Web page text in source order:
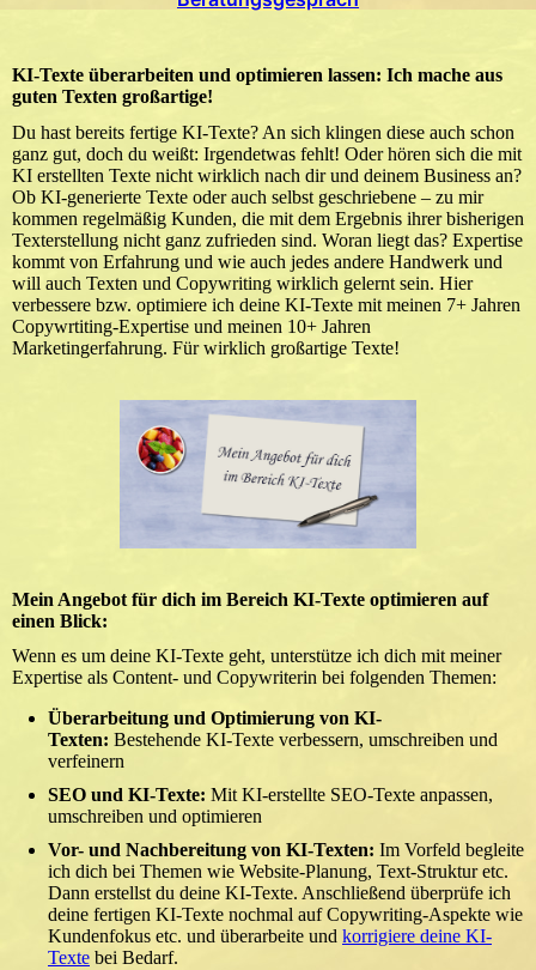
KI-Texte überarbeiten und optimieren lassen: Ich mache aus
guten Texten großartige!
Du hast bereits fertige KI-Texte? An sich klingen diese auch schon
ganz gut, doch du weißt: Irgendetwas fehlt! Oder hören sich die mit
KI erstellten Texte nicht wirklich nach dir und deinem Business an?
Ob KI-generierte Texte oder auch selbst geschriebene – zu mir
kommen regelmäßig Kunden, die mit dem Ergebnis ihrer bisherigen
Texterstellung nicht ganz zufrieden sind. Woran liegt das? Expertise
kommt von Erfahrung und wie auch jedes andere Handwerk und
will auch Texten und Copywriting wirklich gelernt sein. Hier
verbessere bzw. optimiere ich deine KI-Texte mit meinen 7+ Jahren
Copywrtiting-Expertise und meinen 10+ Jahren
Marketingerfahrung. Für wirklich großartige Texte!
Mein Angebot für dich im Bereich KI-Texte optimieren auf
einen Blick:
Wenn es um deine KI-Texte geht, unterstütze ich dich mit meiner
Expertise als Content- und Copywriterin bei folgenden Themen:
Überarbeitung und Optimierung von KI-
Texten: Bestehende KI-Texte verbessern, umschreiben und
verfeinern
SEO und KI-Texte: Mit KI-erstellte SEO-Texte anpassen,
umschreiben und optimieren
Vor- und Nachbereitung von KI-Texten: Im Vorfeld begleite
ich dich bei Themen wie Website-Planung, Text-Struktur etc.
Dann erstellst du deine KI-Texte. Anschließend überprüfe ich
deine fertigen KI-Texte nochmal auf Copywriting-Aspekte wie
Kundenfokus etc. und überarbeite und korrigiere deine KI-
Texte bei Bedarf.